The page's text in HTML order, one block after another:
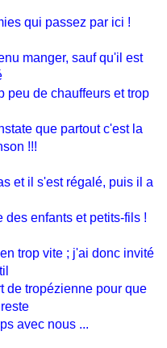
qui passez par ici !
manger, sauf qu'il est
peu de chauffeurs et trop
que partout c'est la
!!!
et il s'est régalé, puis il a
des enfants et petits-fils !
trop vite ; j'ai donc invité
de tropézienne pour que
avec nous ...